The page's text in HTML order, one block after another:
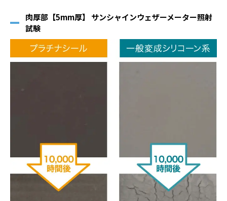
肉厚部【5mm厚】 サンシャインウェザーメーター照射
試験